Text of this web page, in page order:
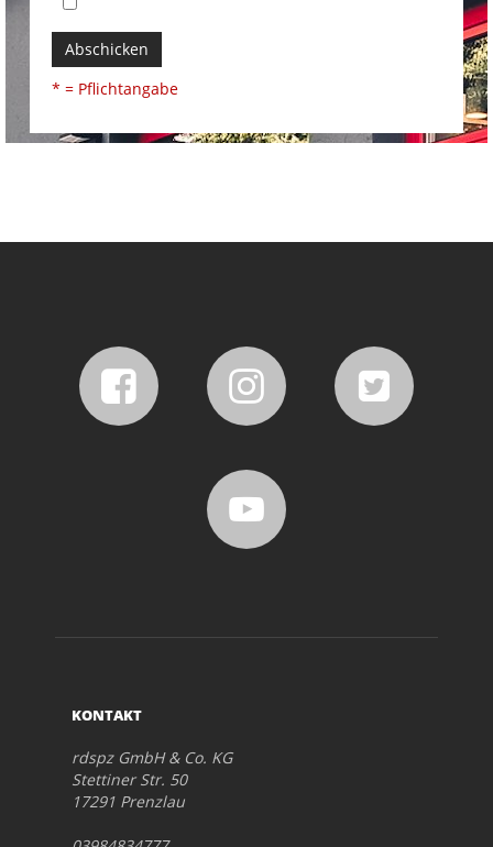
Abschicken
* = Pflichtangabe
KONTAKT
rdspz GmbH & Co. KG
Stettiner Str. 50
17291 Prenzlau